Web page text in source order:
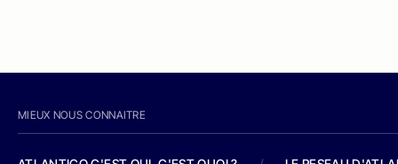
MIEUX NOUS CONNAITRE